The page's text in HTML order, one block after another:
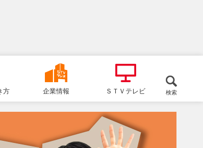
方 企業情報 ＳＴＶテレビ 検索